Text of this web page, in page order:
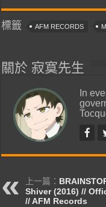
標籤 AFM RECORDS
關於 寂寞先生
In
上一篇：
Shiver (2016) //
// AFM Records